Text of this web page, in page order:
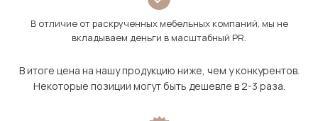
В отличие от раскрученных мебельных компаний, мы не
вкладываем деньги в масштабный PR.
В итоге цена на нашу продукцию ниже, чем у конкурентов.
Некоторые позиции могут быть дешевле в 2-3 раза.